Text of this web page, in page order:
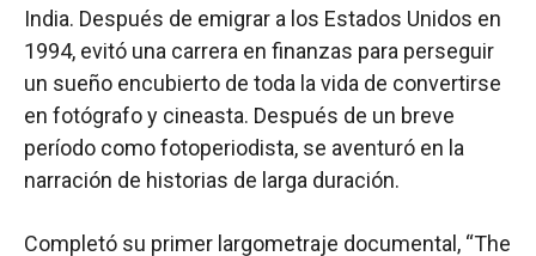
India. Después de emigrar a los Estados Unidos en
1994, evitó una carrera en finanzas para perseguir
un sueño encubierto de toda la vida de convertirse
en fotógrafo y cineasta. Después de un breve
período como fotoperiodista, se aventuró en la
narración de historias de larga duración.
Completó su primer largometraje documental, “The